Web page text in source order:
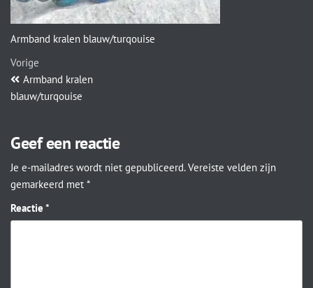
Armband kralen blauw/turqouise
Vorige
Armband kralen
blauw/turqouise
Geef een reactie
Je e-mailadres wordt niet gepubliceerd. Vereiste velden zijn
gemarkeerd met *
Reactie *